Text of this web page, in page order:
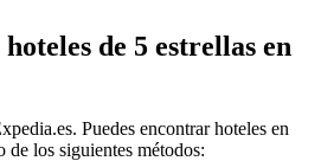
de 5 estrellas en
Puedes encontrar hoteles en
los siguientes métodos: